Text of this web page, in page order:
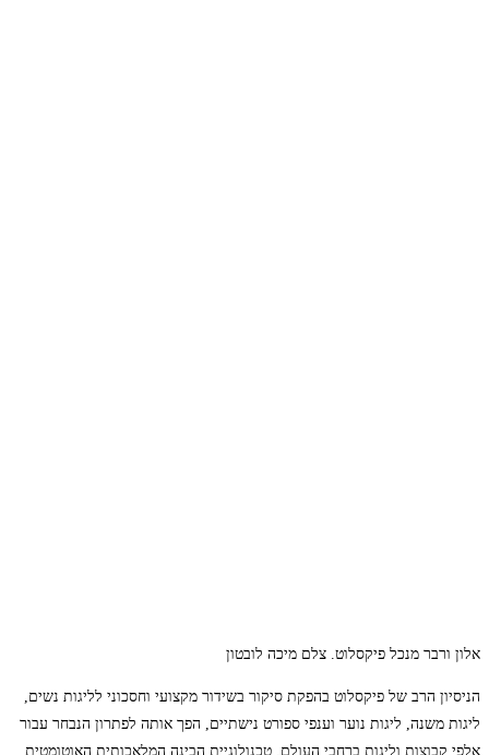
אלון ורבר מנכל פיקסלוט. צלם מיכה לובטון
הניסיון הרב של פיקסלוט בהפקת סיקור בשידור מקצועי וחסכוני לליגות נשים,
ליגות משנה, ליגות נוער וענפי ספורט נישתיים, הפך אותה לפתרון הנבחר עבור
אלפי קבוצות וליגות ברחבי העולם. טכנולוגיית הבינה המלאכותית האוטומטית